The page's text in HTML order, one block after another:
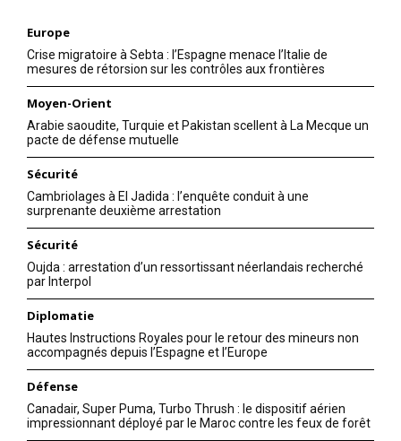
Europe
Crise migratoire à Sebta : l’Espagne menace l’Italie de
mesures de rétorsion sur les contrôles aux frontières
Moyen-Orient
Arabie saoudite, Turquie et Pakistan scellent à La Mecque un
pacte de défense mutuelle
Sécurité
Cambriolages à El Jadida : l’enquête conduit à une
surprenante deuxième arrestation
Sécurité
Oujda : arrestation d’un ressortissant néerlandais recherché
par Interpol
Diplomatie
Hautes Instructions Royales pour le retour des mineurs non
accompagnés depuis l’Espagne et l’Europe
Défense
Canadair, Super Puma, Turbo Thrush : le dispositif aérien
impressionnant déployé par le Maroc contre les feux de forêt